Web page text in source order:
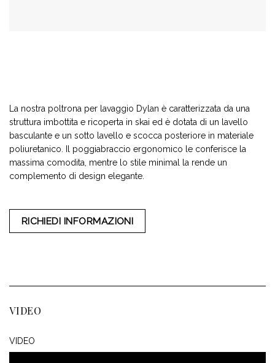
La nostra poltrona per lavaggio Dylan è caratterizzata da una
struttura imbottita e ricoperta in skai ed è dotata di un lavello
basculante e un sotto lavello e scocca posteriore in materiale
poliuretanico. Il poggiabraccio ergonomico le conferisce la
massima comoditа, mentre lo stile minimal la rende un
complemento di design elegante.
RICHIEDI INFORMAZIONI
VIDEO
VIDEO